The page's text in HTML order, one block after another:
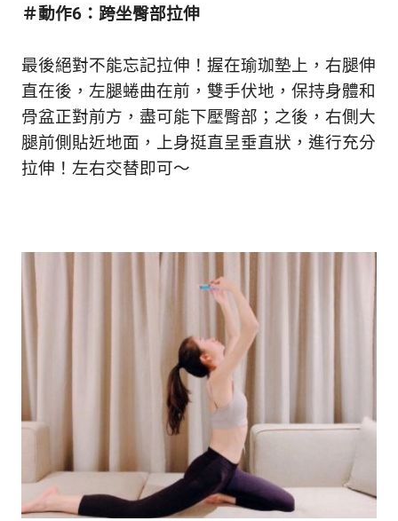
＃動作6：跨坐臀部拉伸
最後絕對不能忘記拉伸！握在瑜珈墊上，右腿伸
直在後，左腿蜷曲在前，雙手伏地，保持身體和
骨盆正對前方，盡可能下壓臀部；之後，右側大
腿前側貼近地面，上身挺直呈垂直狀，進行充分
拉伸！左右交替即可～